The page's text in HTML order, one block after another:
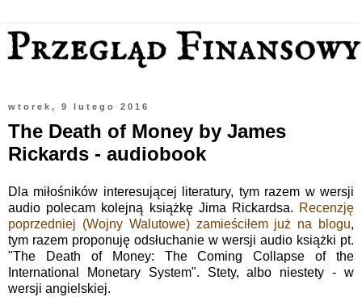
wtorek, 9 lutego 2016
The Death of Money by James
Rickards - audiobook
Dla miłośników interesującej literatury, tym razem w wersji
audio polecam kolejną książkę Jima Rickardsa. Recenzję
poprzedniej (Wojny Walutowe) zamieściłem już na blogu,
tym razem proponuję odsłuchanie w wersji audio książki pt.
"The Death of Money: The Coming Collapse of the
International Monetary System". Stety, albo niestety - w
wersji angielskiej.